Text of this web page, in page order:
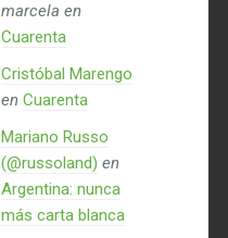
marcela en
Cuarenta
Cristóbal Marengo
en Cuarenta
Mariano Russo
(@russoland) en
Argentina: nunca
más carta blanca